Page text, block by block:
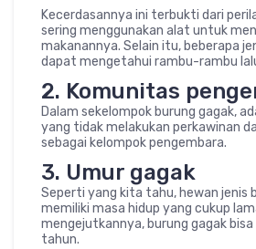
Kecerdasannya ini terbukti dari
sering menggunakan alat untuk
makanannya. Selain itu, beberapa
dapat mengetahui rambu-rambu
2. Komunitas
Dalam sekelompok burung gagak,
yang tidak melakukan perkawinan
sebagai kelompok pengembara.
3. Umur gagak
Seperti yang kita tahu, hewan jenis
memiliki masa hidup yang cukup
mengejutkannya, burung gagak
tahun.